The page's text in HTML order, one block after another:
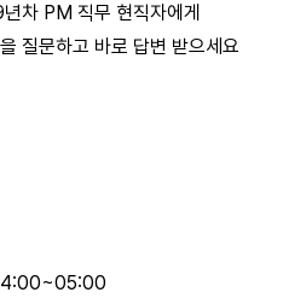
차 PM 직무 현직자에게
질문하고 바로 답변 받으세요